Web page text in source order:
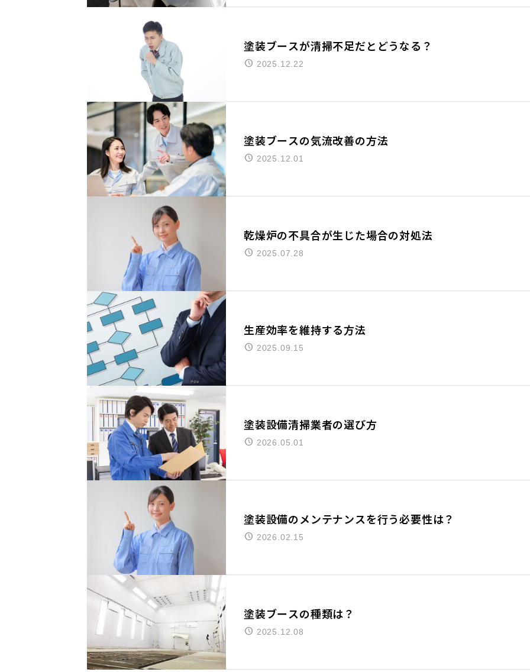
塗装ブースが清掃不足だとどうなる？
2025.12.22
塗装ブースの気流改善の方法
2025.12.01
乾燥炉の不具合が生じた場合の対処法
2025.07.28
生産効率を維持する方法
2025.09.15
塗装設備清掃業者の選び方
2026.05.01
塗装設備のメンテナンスを行う必要性は？
2026.02.15
塗装ブースの種類は？
2025.12.08